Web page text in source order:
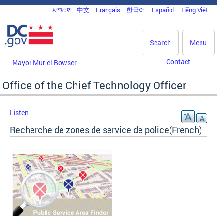
Skip to main content
DC Agency Top Menu
አማርኛ 中文 Français 한국어 Español Tiếng Việt
Menu
Search
Mayor Muriel Bowser Contact
Office of the Chief Technology Officer
Listen
Recherche de zones de service de police(French)